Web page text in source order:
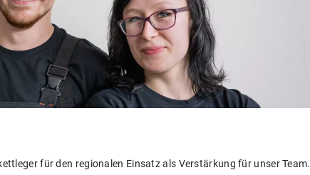
für den regionalen Einsatz als Verstärkung für unser Team.